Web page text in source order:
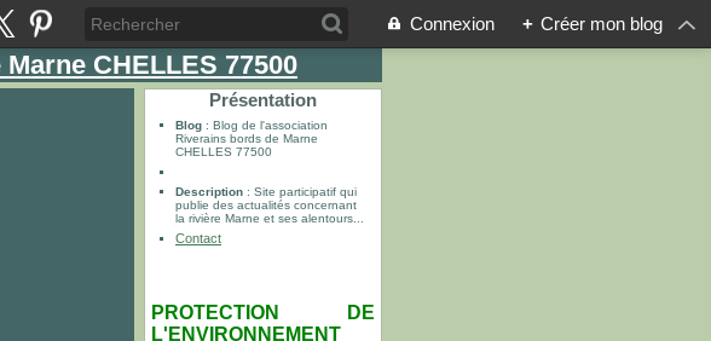
Connexion + Créer mon blog
CHELLES 77500
Présentation
Blog : Blog de l'association
Riverains bords de Marne
CHELLES 77500
Description : Site participatif qui
publie des actualités concernant
la rivière Marne et ses alentours...
Contact
PROTECTION DE
L'ENVIRONNEMENT